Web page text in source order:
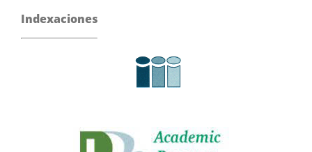
Indexaciones